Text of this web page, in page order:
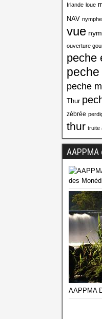
Irlande loue
NAV nymphe
vue
ouverture
peche
peche
Thur
zébrée
thur truite
des
AAPPMA